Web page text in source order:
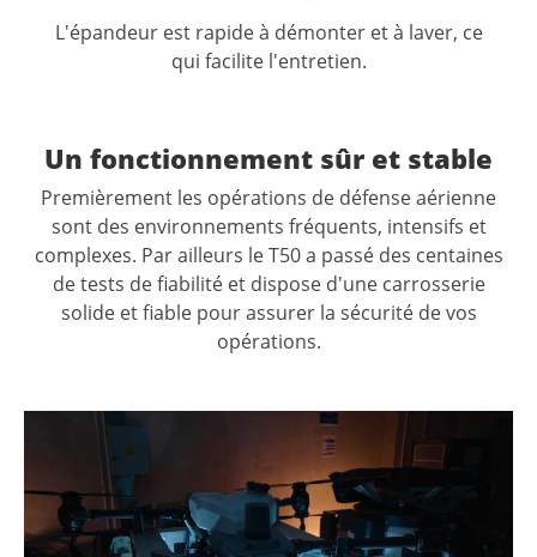
L'épandeur est rapide à démonter et à laver, ce
qui facilite l'entretien.
Un fonctionnement sûr et stable
Premièrement les opérations de défense aérienne
sont des environnements fréquents, intensifs et
complexes. Par ailleurs le T50 a passé des centaines
de tests de fiabilité et dispose d'une carrosserie
solide et fiable pour assurer la sécurité de vos
opérations.